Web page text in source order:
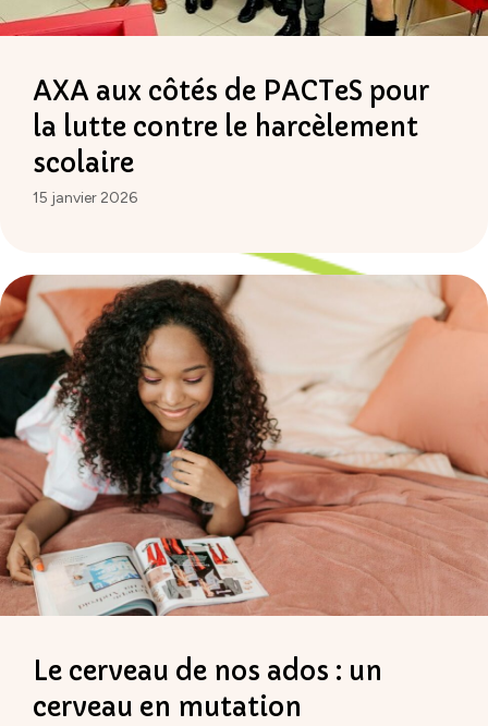
AXA aux côtés de PACTeS pour
la lutte contre le harcèlement
scolaire
15 janvier 2026
Le cerveau de nos ados : un
cerveau en mutation